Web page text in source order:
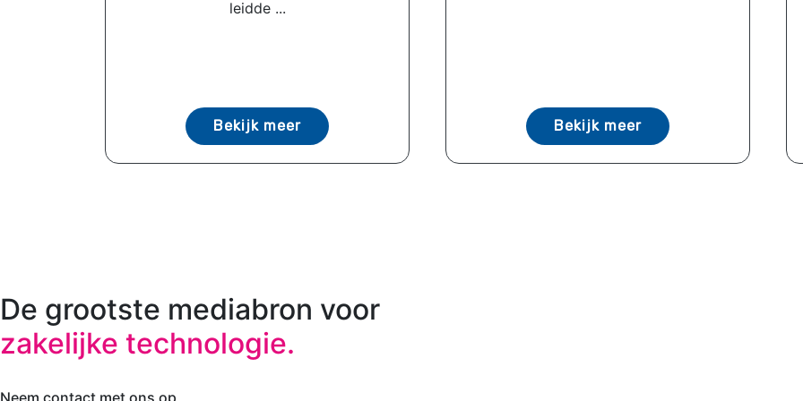
leidde ...
Bekijk meer Bekijk meer
De grootste mediabron voor
zakelijke technologie.